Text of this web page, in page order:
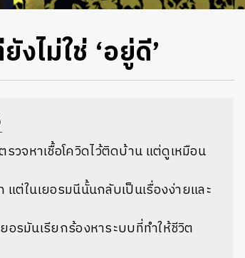
ไม่ใช่ ‘อยู่ดี’
จหาเชื้อโควิดไว้ติดบ้าน แต่ดูเหมือน
แต่ในเยอรมนีนั้นกลับเป็นเรื่องง่ายและ
อรมันเรียกร้องหาระบบที่ทำให้ชีวิต